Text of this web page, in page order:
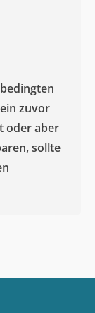
zuvor
oder aber
sollte